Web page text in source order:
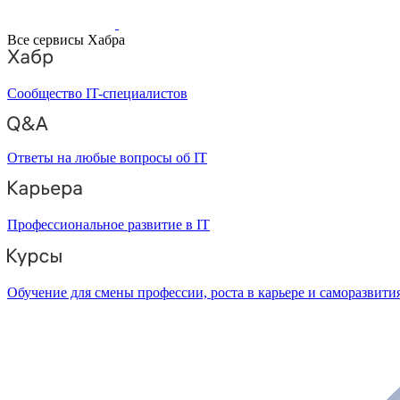
Все сервисы Хабра
Сообщество IT-специалистов
Ответы на любые вопросы об IT
Профессиональное развитие в IT
Обучение для смены профессии, роста в карьере и